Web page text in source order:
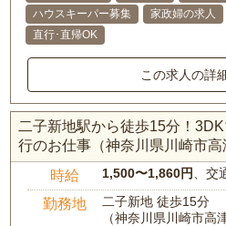
ハウスキーパー募集
家政婦の求人
直行･直帰OK
この求人の詳
二子新地駅から徒歩15分！
行のお仕事（神奈川県川崎市高
時給 1,500〜1,860円 、
勤務地
二子新地 徒歩15分
（神奈川県川崎市高